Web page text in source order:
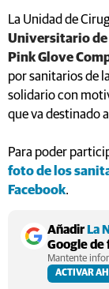
La Unidad de
Universitario de
Pink Glove
por sanitarios de
solidario con
que va destinado
Para poder
foto de los
Facebook.
AñadirLa
Google de
Mantente
ACTIVAR